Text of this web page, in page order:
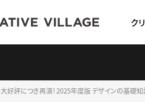
ク
大好評につき再演！2025年度版 デザインの基礎